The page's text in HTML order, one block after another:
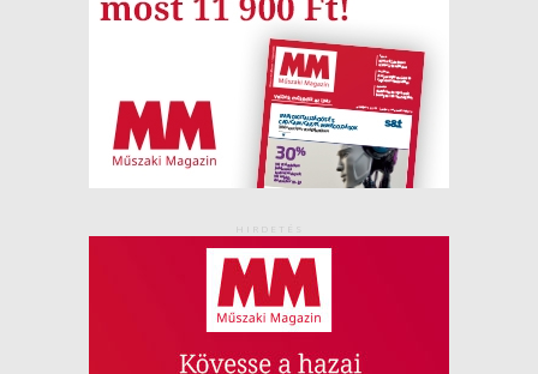
HIRDETÉS